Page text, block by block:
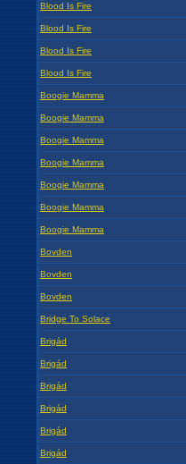
Blood Is Fire
Blood Is Fire
Blood Is Fire
Blood Is Fire
Boogie Mamma
Boogie Mamma
Boogie Mamma
Boogie Mamma
Boogie Mamma
Boogie Mamma
Boogie Mamma
Bovden
Bovden
Bovden
Bridge To Solace
Brigád
Brigád
Brigád
Brigád
Brigád
Brigád